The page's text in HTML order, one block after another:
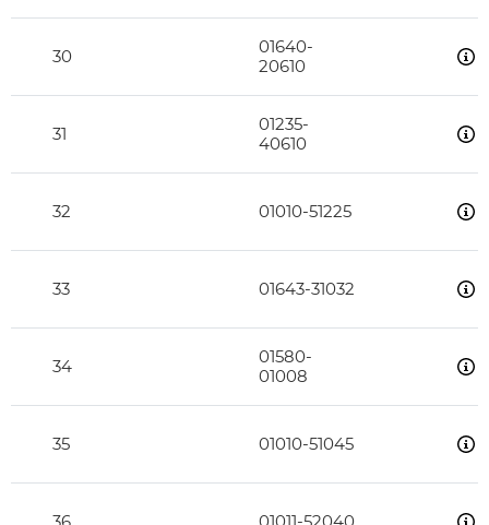
30
01640-
20610
31
01235-
40610
32 01010-51225
33 01643-31032
34
01580-
01008
35 01010-51045
36 01011-52040